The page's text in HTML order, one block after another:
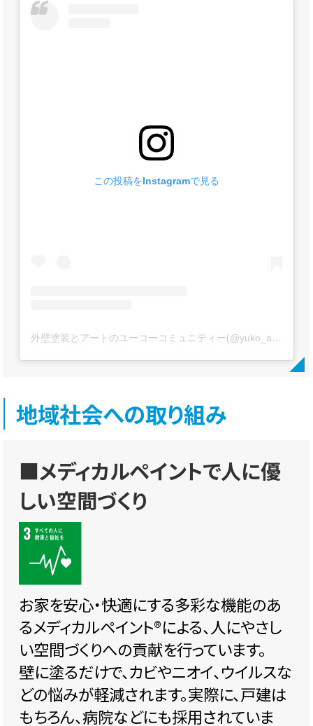
この投稿をInstagramで見る
外壁塗装とアートのユーコーコミュニティー(@yuko_artpaint)がシェアした投稿
地域社会への取り組み
■メディカルペイントで人に優
しい空間づくり
お家を安心・快適にする多彩な機能のあ
るメディカルペイント®️による、人にやさし
い空間づくりへの貢献を行っています。
壁に塗るだけで、カビやニオイ、ウイルスな
どの悩みが軽減されます。実際に、戸建は
もちろん、病院などにも採用されていま